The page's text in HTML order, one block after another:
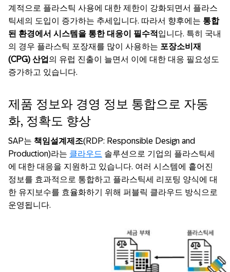
계적으로 플라스틱 사용에 대한 제한이 강화되면서 플라스
틱세의 도입이 증가하는 추세입니다. 따라서 향후에는 통합
된 환경에서 시스템을 통한 대응이 필수적 입니다. 특히 국내
의 경우 플라스틱 포장재를 많이 사용하는 포장소비재
(CPG) 산업 의 유럽 진출이 늘면서 이에 대한 대응 필요성도
증가하고 있습니다.
제품 정보와 경영 정보 통합으로 자동
화, 정확도 향상
SAP는 책임설계제조(RDP: Responsible Design and
Production)라는 클라우드 솔루션으로 기업의 플라스틱세
에 대한 대응을 지원하고 있습니다. 여러 시스템에 흩어진
정보를 효과적으로 통합하고 플라스틱세 리포팅 양식에 대
한 유지보수를 효율화하기 위해 퍼블릭 클라우드 방식으로
운영됩니다.